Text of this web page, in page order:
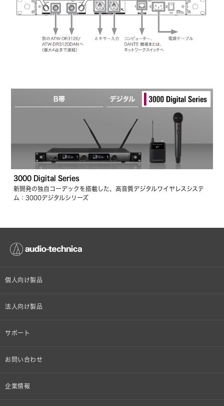
3000 Digital Series
新開発の独自コーデックを搭載した、高音質デジタルワイヤレスシステ
ム：3000デジタルシリーズ
個人向け製品
オンラインストア限定
法人向け製品
設備音響機器
サポート
個人向け製品サポート
お問い合わせ
その他、メディア 取材関連等のお問い合わせ
企業情報